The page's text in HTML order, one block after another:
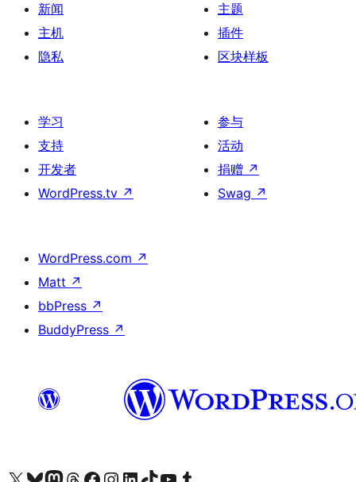
新闻
主机
隐私
主题
插件
区块样板
学习
支持
开发者
WordPress.tv ↗
参与
活动
捐赠 ↗
Swag ↗
WordPress.com ↗
Matt ↗
bbPress ↗
BuddyPress ↗